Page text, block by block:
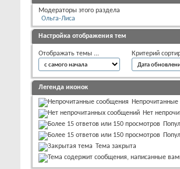
Модераторы этого раздела
Ольга-Лиса
Настройка отображения тем
Отображать темы ... Критерий
Легенда иконок
Нет
Тема закрыта